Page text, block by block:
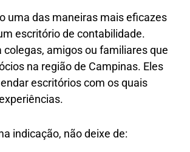
uma das maneiras mais eficazes
escritório de contabilidade.
colegas, amigos ou familiares que
na região de Campinas. Eles
escritórios com os quais
indicação, não deixe de: